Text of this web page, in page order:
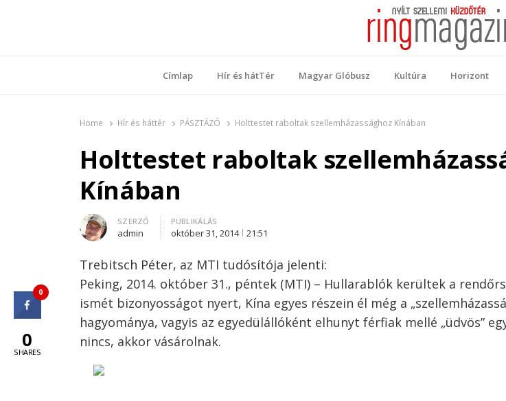
Címlap Hír és hátTér Magyar Glóbusz Kultúra Horizont
Home Hír és háttér PÁSZTÁZÓ Holttestet raboltak szellemházassághoz Kínában
Holttestet raboltak
Kínában
Author
SZERZŐ
admin
PUBLIKÁLÁS
október 31, 2014 21:51
Trebitsch Péter, az MTI tudósítója jelenti:
Peking, 2014. október 31., péntek (MTI) – Hullarablók kerültek a
ismét bizonyosságot nyert, Kína egyes részein él még a
hagyománya, vagyis az egyedülállóként elhunyt férfiak mellé „üdvös”
nincs, akkor vásárolnak.
0
0
SHARES